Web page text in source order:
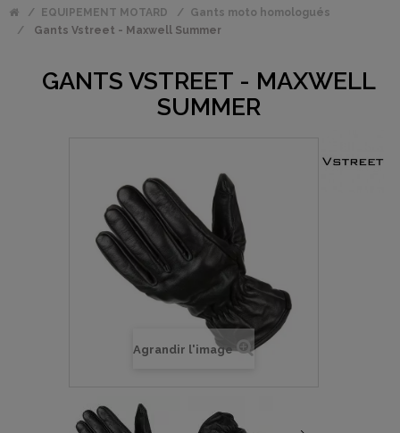
EQUIPEMENT MOTARD
Gants moto homologués
Gants Vstreet - Maxwell Summer
GANTS VSTREET - MAXWELL
SUMMER
Agrandir l'image